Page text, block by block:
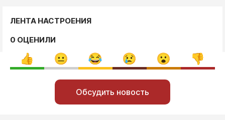
ЛЕНТА НАСТРОЕНИЯ
0 ОЦЕНИЛИ
Обсудить новость